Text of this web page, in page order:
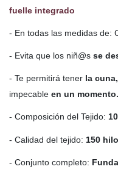
fuelle integrado
- En todas las medidas de:
- Evita que los niñ@s se
- Te permitirá tener la
impecable en un momento.
- Composición del Tejido:
- Calidad del tejido: 150
- Conjunto completo: